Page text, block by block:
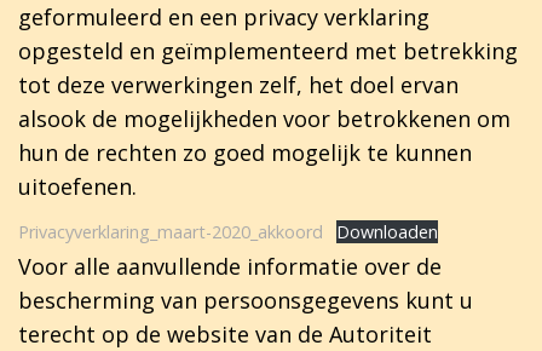
geformuleerd en een privacy verklaring
opgesteld en geïmplementeerd met betrekking
tot deze verwerkingen zelf, het doel ervan
alsook de mogelijkheden voor betrokkenen om
hun de rechten zo goed mogelijk te kunnen
uitoefenen.
Privacyverklaring_maart-2020_akkoord Downloaden
Voor alle aanvullende informatie over de
bescherming van persoonsgegevens kunt u
terecht op de website van de Autoriteit